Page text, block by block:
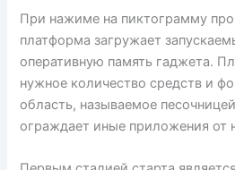
При нажиме на пиктограмму
платформа загружает
оперативную память гаджета.
нужное количество средств и
область, называемое
ограждает иные приложения от